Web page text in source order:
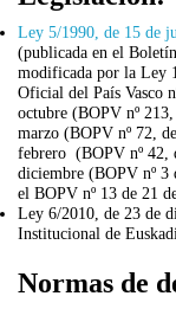
Ley 5/1990, de 15 de
(publicada en el
modificada por la Ley
Oficial del País Vasco
octubre (BOPV nº
marzo (BOPV nº 72,
febrero (BOPV nº 42,
diciembre (BOPV nº 3
el BOPV nº 13 de 21
Ley 6/2010, de 23 de
Institucional de Euskadi.
Normas de